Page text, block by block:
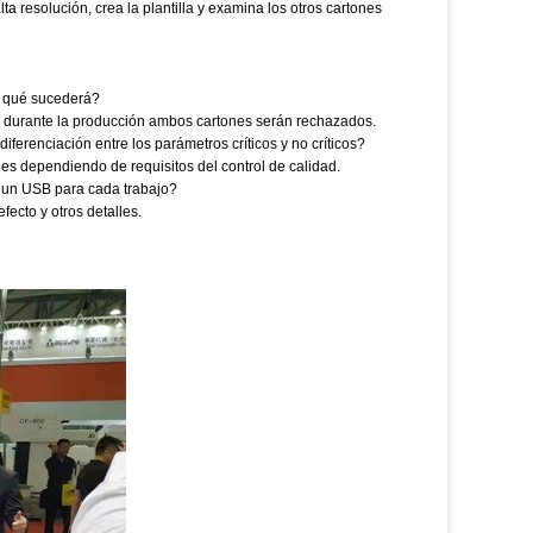
resolución, crea la plantilla y examina los otros cartones
sucederá?
la producción ambos cartones serán rechazados.
entre los parámetros críticos y no críticos?
dependiendo de requisitos del control de calidad.
USB para cada trabajo?
y otros detalles.